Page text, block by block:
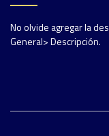
No olvide agregar la
General> Descripción.